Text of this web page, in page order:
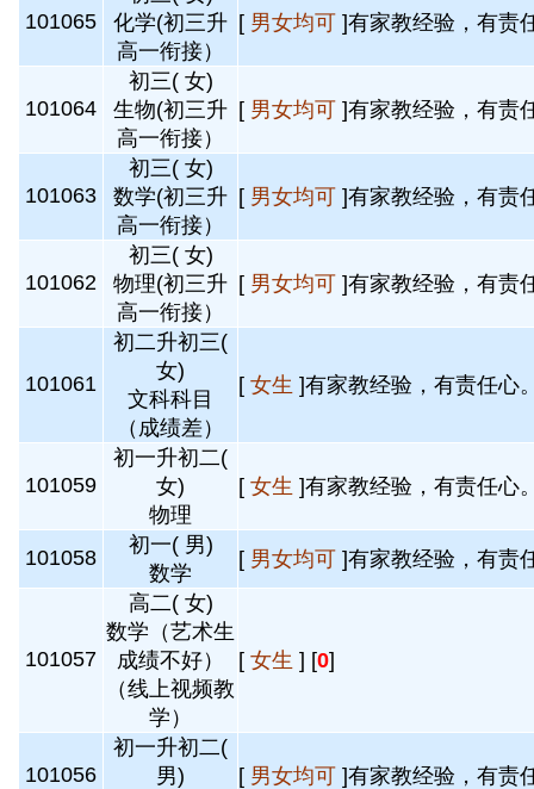
101065
化学(初三升
高一衔接）
[ 男女均可 ]有家教经验，有责
101064
初三( 女)
生物(初三升
高一衔接）
[ 男女均可 ]有家教经验，有责
101063
初三( 女)
数学(初三升
高一衔接）
[ 男女均可 ]有家教经验，有责
101062
初三( 女)
物理(初三升
高一衔接）
[ 男女均可 ]有家教经验，有责
101061
初二升初三(
女)
文科科目
（成绩差）
[ 女生 ]有家教经验，有责任心
101059
初一升初二(
女)
物理
[ 女生 ]有家教经验，有责任心
101058
初一( 男)
数学
[ 男女均可 ]有家教经验，有责
101057
高二( 女)
数学（艺术生
成绩不好）
（线上视频教
学）
[ 女生 ] [0]
101056
初一升初二(
男)
[ 男女均可 ]有家教经验，有责